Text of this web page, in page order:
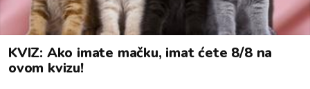
KVIZ: Ako imate mačku, imat ćete 8/8 na
ovom kvizu!